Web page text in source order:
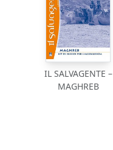
IL SALVAGENTE –
MAGHREB